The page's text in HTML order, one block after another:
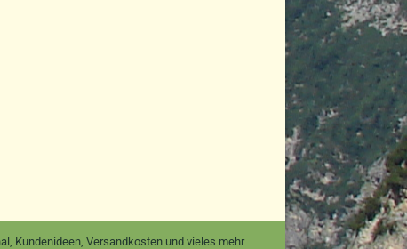
Kundenideen, Versandkosten und vieles mehr